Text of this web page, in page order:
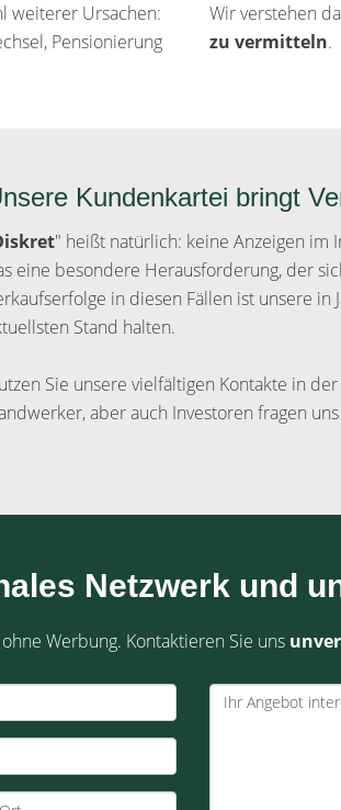
weiterer Ursachen:
Pensionierung
Wir verstehen
zu vermitteln.
Kundenkartei bringt
" heißt natürlich: keine Anzeigen
eine besondere Herausforderung, der
in diesen Fällen ist unsere in
Stand halten.
Sie unsere vielfältigen Kontakte in
aber auch Investoren fragen
Netzwerk und
Werbung. Kontaktieren Sie uns